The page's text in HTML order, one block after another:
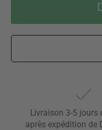
Livraison 3-5 jours
après expédition de